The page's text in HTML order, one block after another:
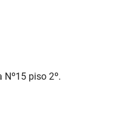
Nº15 piso 2º.